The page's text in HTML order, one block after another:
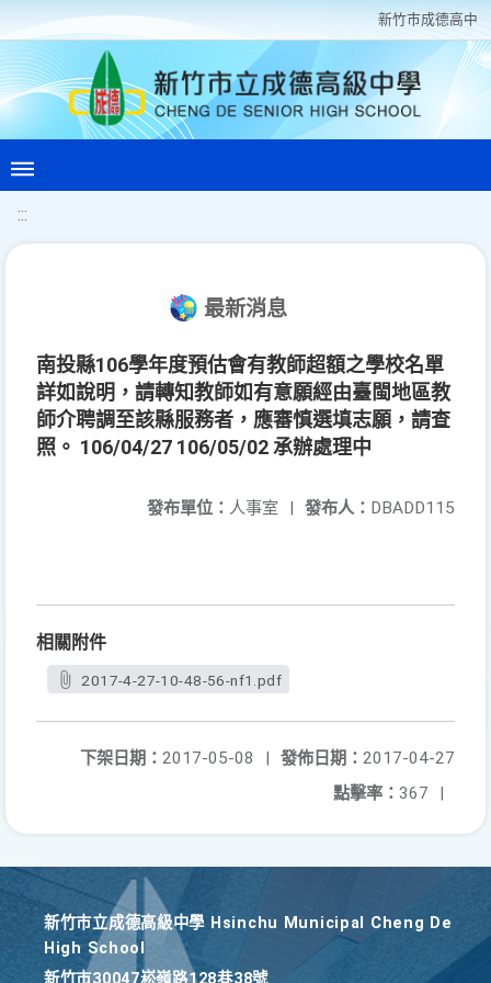
新竹巿成德高中
:::
最新消息
南投縣106學年度預估會有教師超額之學校名單
詳如說明，請轉知教師如有意願經由臺閩地區教
師介聘調至該縣服務者，應審慎選填志願，請查
照。 106/04/27 106/05/02 承辦處理中
發布人： DBADD115
發布單位： 人事室 |
相關附件
2017-4-27-10-48-56-nf1.pdf
發佈日期： 2017-04-27
下架日期： 2017-05-08
|
點擊率： 367 |
新竹巿立成德高級中學 Hsinchu Municipal Cheng De
High School
新竹巿30047崧嶺路128巷38號